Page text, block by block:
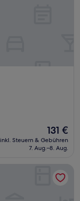
Der
Preis
beträgt
131 €
inkl. Steuern & Gebühren
7. Aug.–8. Aug.